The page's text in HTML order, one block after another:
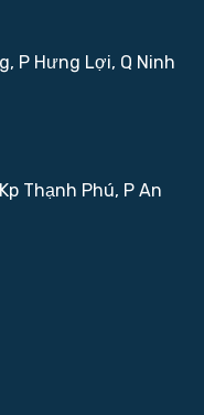
P Hưng Lợi, Q Ninh
Thạnh Phú, P An